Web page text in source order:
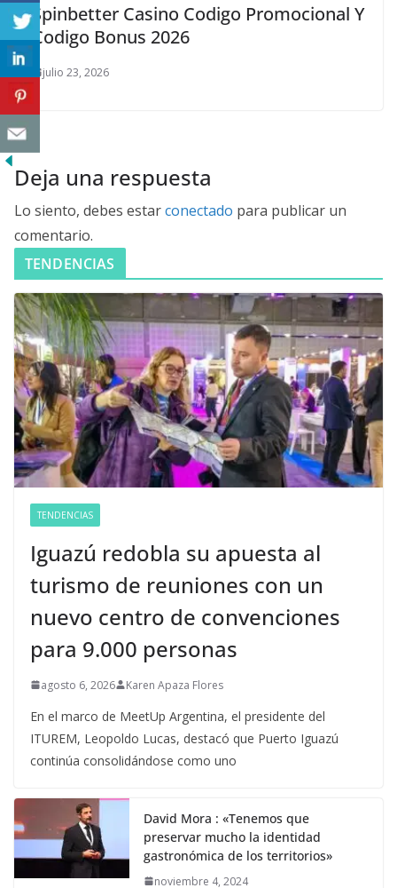
Spinbetter Casino Codigo Promocional Y
Codigo Bonus 2026
julio 23, 2026
Deja una respuesta
Lo siento, debes estarconectado para publicar un
comentario.
TENDENCIAS
TENDENCIAS
Iguazú redobla su apuesta al
turismo de reuniones con un
nuevo centro de convenciones
para 9.000 personas
agosto 6, 2026 Karen Apaza Flores
En el marco de MeetUp Argentina, el presidente del
ITUREM, Leopoldo Lucas, destacó que Puerto Iguazú
continúa consolidándose como uno
David Mora : «Tenemos que
preservar mucho la identidad
gastronómica de los territorios»
noviembre 4, 2024